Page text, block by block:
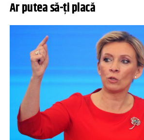
Ar putea să-ți placă